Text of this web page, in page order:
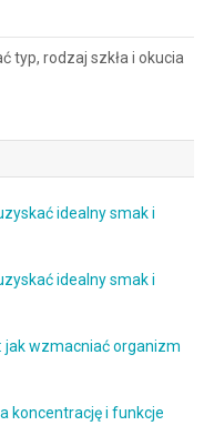
typ, rodzaj szkła i okucia
idealny smak i
idealny smak i
jak wzmacniać organizm
koncentrację i funkcje